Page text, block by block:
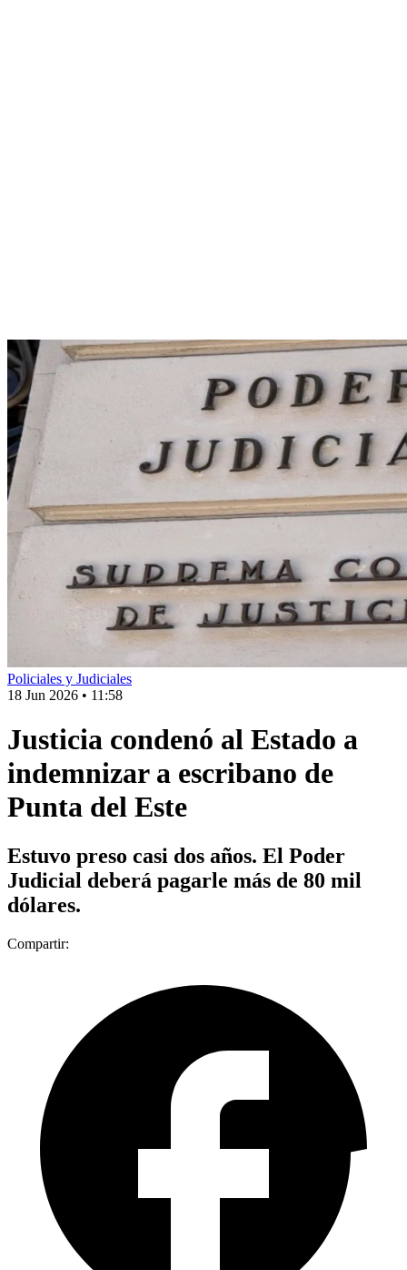
Policiales y Judiciales
18 Jun 2026 • 11:58
Justicia condenó al Estado a
indemnizar a escribano de
Punta del Este
Estuvo preso casi dos años. El Poder
Judicial deberá pagarle más de 80 mil
dólares.
Compartir: